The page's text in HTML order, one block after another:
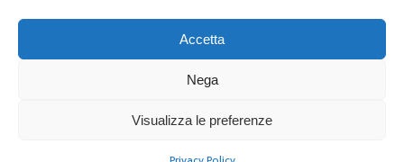
Accetta
Nega
Visualizza le preferenze